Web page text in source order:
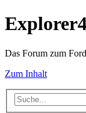
Das Forum zum
Zum Inhalt